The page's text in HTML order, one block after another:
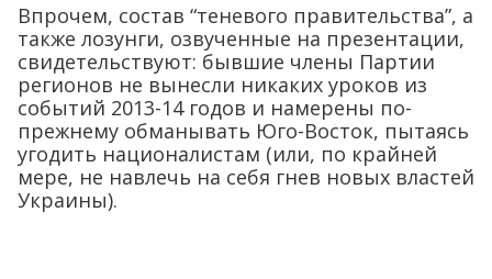
Впрочем, состав “теневого правительства”, а
также лозунги, озвученные на презентации,
свидетельствуют: бывшие члены Партии
регионов не вынесли никаких уроков из
событий 2013-14 годов и намерены по-
прежнему обманывать Юго-Восток, пытаясь
угодить националистам (или, по крайней
мере, не навлечь на себя гнев новых властей
Украины).